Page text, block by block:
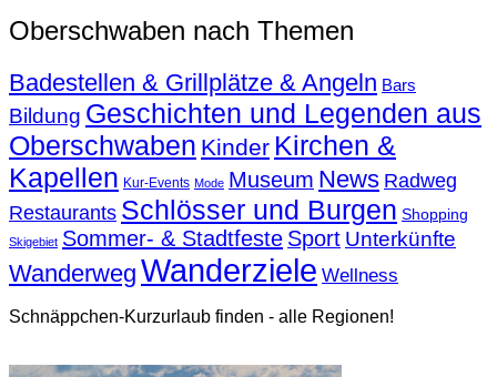
Oberschwaben nach Themen
Badestellen & Grillplätze & Angeln Bars
Bildung Geschichten und Legenden aus
Oberschwaben Kinder Kirchen &
Kapellen Kur-Events Mode Museum News Radweg
Restaurants Schlösser und Burgen Shopping
Skigebiet Sommer- & Stadtfeste Sport Unterkünfte
Wanderweg Wanderziele Wellness
Schnäppchen-Kurzurlaub finden - alle Regionen!